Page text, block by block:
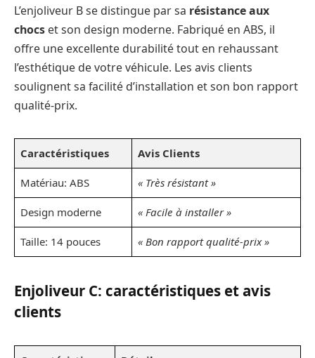
L’enjoliveur B se distingue par sa résistance aux
chocs et son design moderne. Fabriqué en ABS, il
offre une excellente durabilité tout en rehaussant
l’esthétique de votre véhicule. Les avis clients
soulignent sa facilité d’installation et son bon rapport
qualité-prix.
Caractéristiques Avis Clients
Matériau: ABS « Très résistant »
Design moderne « Facile à installer »
Taille: 14 pouces « Bon rapport qualité-prix »
Enjoliveur C: caractéristiques et avis
clients